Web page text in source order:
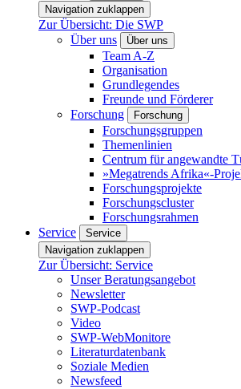
Navigation zuklappen
Zur Übersicht: Die SWP
Über uns
Über uns
Team A-Z
Organisation
Grundlegendes
Freunde und Förderer
Forschung
Forschung
Forschungsgruppen
Themenlinien
Centrum für angewandte
»Megatrends Afrika«-
Forschungsprojekte
Forschungscluster
Forschungsrahmen
Service
Service
Navigation zuklappen
Zur Übersicht: Service
Unser Beratungsangebot
Newsletter
SWP-Podcast
Video
SWP-WebMonitore
Literaturdatenbank
Soziale Medien
Newsfeed